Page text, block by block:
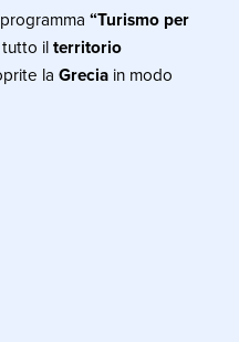
“Turismo per
ilterritorio
la Grecia in modo